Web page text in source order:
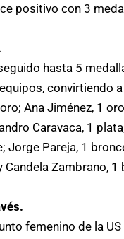
positivo con 3
hasta 5
convirtiendo
Ana Jiménez, 1
Caravaca, 1
Jorge Pareja, 1
Candela Zambrano, 1
femenino de la